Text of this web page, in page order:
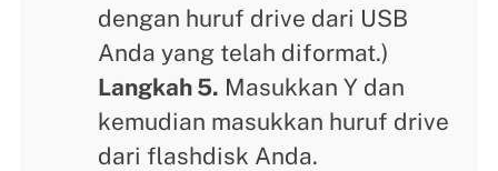
dengan huruf drive dari USB
Anda yang telah diformat.)
Langkah 5. Masukkan Y dan
kemudian masukkan huruf drive
dari flashdisk Anda.